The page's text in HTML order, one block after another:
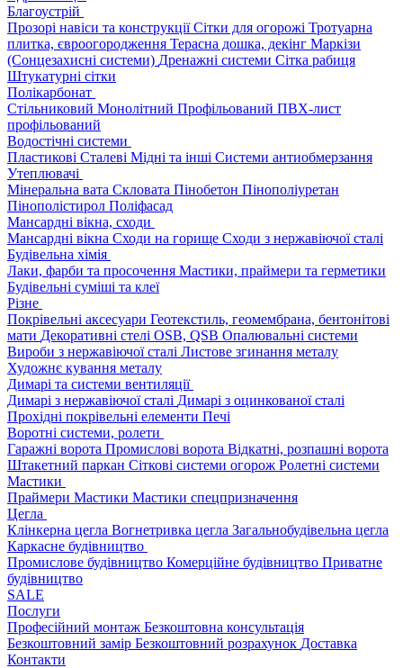
Благоустрій
Прозорі навіси та конструкціїСітки для огорожі Тротуарна
плитка, євроогородження Терасна дошка, декінг Маркізи
(Сонцезахисні системи) Дренажні системи Сітка рабиця
Штукатурні сітки
Полікарбонат
Стільниковий Монолітний Профільований ПВХ-лист
профільований
Водостічні системи
Пластикові Сталеві Мідні та інші Системи антиобмерзання
Утеплювачі
Мінеральна вата Скловата Пінобетон Пінополіуретан
Пінополістирол Поліфасад
Мансардні вікна, сходи
Мансардні вікна Сходи на горище Сходи з нержавіючої сталі
Будівельна хімія
Лаки, фарби та просочення Мастики, праймери та герметики
Будівельні суміші та клеї
Різне
Покрівельні аксесуари Геотекстиль, геомембрана, бентонітові
мати Декоративні стелі OSB, QSB Опалювальні системи
Вироби з нержавіючої сталі Листове згинання металу
Художнє кування металу
Димарі та системи вентиляції
Димарі з нержавіючої сталі Димарі з оцинкованої сталі
Прохідні покрівельні елементи Печі
Воротні системи, ролети
Гаражні ворота Промислові ворота Відкатні, розпашні ворота
Штакетний паркан Сіткові системи огорож Ролетні системи
Мастики
Праймери Мастики Мастики спецпризначення
Цегла
Клінкерна цегла Вогнетривка цегла Загальнобудівельна цегла
Каркасне будівництво
Промислове будівництво Комерційне будівництво Приватне
будівництво
SALE
Послуги
Професійний монтаж Безкоштовна консультація
Безкоштовний замір Безкоштовний розрахунок Доставка
Контакти